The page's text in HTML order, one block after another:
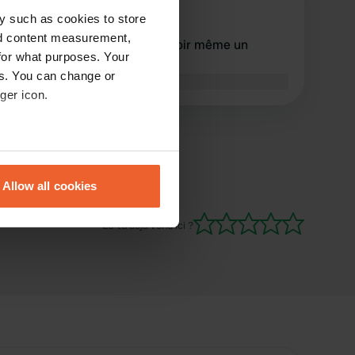
such as cookies to store
content measurement,
what purposes. Your
You can change or
icon.
meters
our traffic. We also share
Allow all cookies
août 2025
super endroit très calme le soir même un
renard est passé
Traduit par GoogleAfficher l'original
Es-tu déjà venu ici ?